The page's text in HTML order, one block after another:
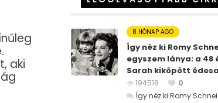
aki
8 HÓNAP AGO
Így néz ki Romy
egyszem lánya: a 48
Sarah kiköpött
194518
0
Így néz ki Romy